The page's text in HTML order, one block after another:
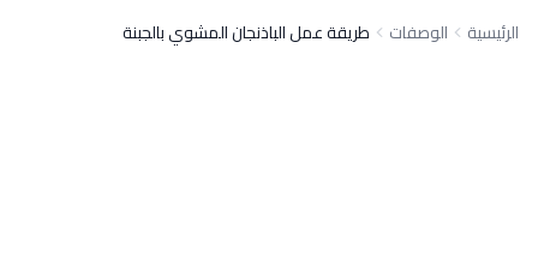
الرئيسية الوصفات طريقة عمل الباذنجان المشوي بالجبنة